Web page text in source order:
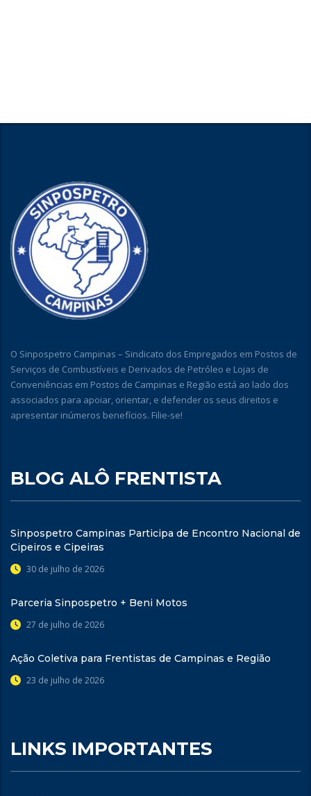
O Sinpospetro Campinas – Sindicato dos Empregados em Postos de
Serviços de Combustíveis e Derivados de Petróleo e Lojas de
Conveniências em Postos de Campinas e Região está ao lado dos
associados para apoiar, orientar, e defender os seus direitos e
apresentar inúmeros benefícios. Filie-se!
BLOG ALÔ FRENTISTA
Sinpospetro Campinas Participa de Encontro Nacional de
Cipeiros e Cipeiras
30 de julho de 2026
Parceria Sinpospetro + Beni Motos
27 de julho de 2026
Ação Coletiva para Frentistas de Campinas e Região
23 de julho de 2026
LINKS IMPORTANTES